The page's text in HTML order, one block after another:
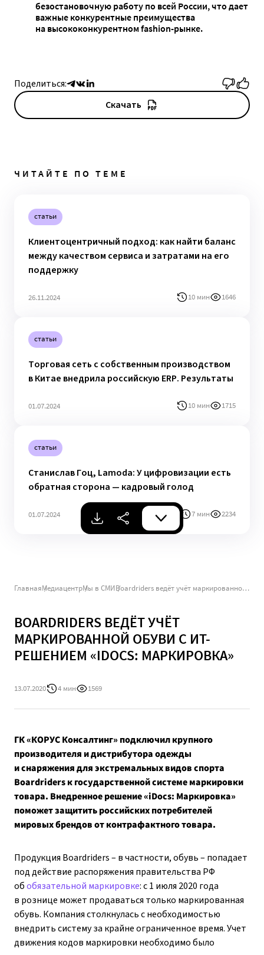
безостановочную работу по всей России, что дает
важные конкурентные преимущества
на высококонкурентном fashion-рынке.
Поделиться:
Скачать
ЧИТАЙТЕ ПО ТЕМЕ
статьи
Клиентоцентричный подход: как найти баланс
между качеством сервиса и затратами на его
поддержку
26.11.2024 10 мин 1646
статьи
Торговая сеть с собственным производством
в Китае внедрила российскую ERP. Результаты
01.07.2024 10 мин 1715
статьи
Станислав Гоц, Lamoda: У цифровизации есть
обратная сторона — кадровый голод
01.07.2024 7 мин 2234
ГлавнаяМедиацентрМы в СМИ Boardriders ведёт учёт маркированной обуви с ИТ-решением «iDocs: Маркировка»
BOARDRIDERS ВЕДЁТ УЧЁТ
МАРКИРОВАННОЙ ОБУВИ С ИТ-
РЕШЕНИЕМ «IDOCS: МАРКИРОВКА»
13.07.2020 4 мин 1569
ГК «КОРУС Консалтинг» подключил крупного
производителя и дистрибутора одежды
и снаряжения для экстремальных видов спорта
Boardriders к государственной системе маркировки
товара. Внедренное решение «iDocs: Маркировка»
поможет защитить российских потребителей
мировых брендов от контрафактного товара.
Продукция Boardriders – в частности, обувь – попадает
под действие распоряжения правительства РФ
обобязательной маркировке: с 1 июля 2020 года
в рознице может продаваться только маркированная
обувь. Компания столкнулась с необходимостью
внедрить систему за крайне ограниченное время. Учет
движения кодов маркировки необходимо было